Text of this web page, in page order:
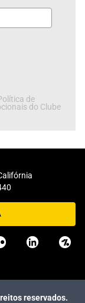
de
do Clube
reservados.